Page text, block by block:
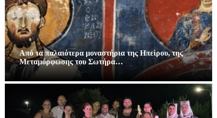
Από τα παλαιότερα μοναστήρια της Ηπείρου, της
Μεταμόρφωσης του Σωτήρα…